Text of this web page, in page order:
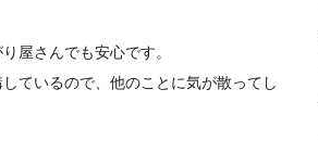
屋さんでも安心です。
ているので、他のことに気が散ってし